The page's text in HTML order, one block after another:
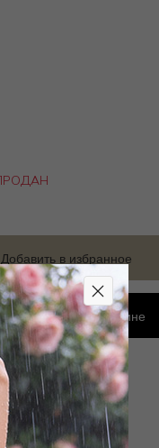
Добавить в избранное
в магазине